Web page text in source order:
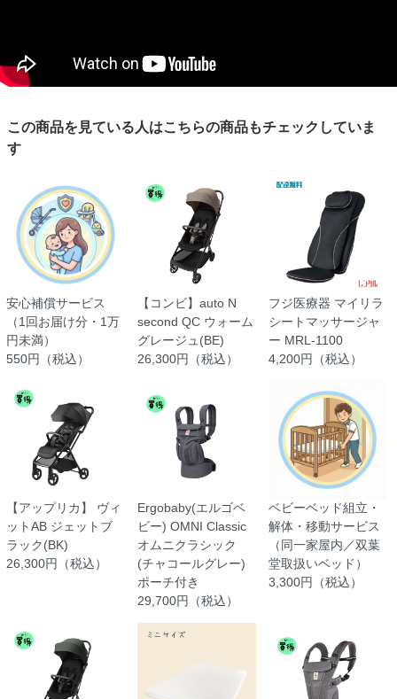
この商品を見ている人はこちらの商品もチェックしていま
す
安心補償サービス
（1回お届け分・1万
円未満）
550円（税込）
【コンビ】auto N
second QC ウォーム
グレージュ(BE)
26,300円（税込）
フジ医療器 マイリラ
シートマッサージャ
ー MRL-1100
4,200円（税込）
【アップリカ】 ヴィ
ットAB ジェットブ
ラック(BK)
26,300円（税込）
Ergobaby(エルゴベ
ビー) OMNI Classic
オムニクラシック
(チャコールグレー)
ポーチ付き
29,700円（税込）
ベビーベッド組立・
解体・移動サービス
（同一家屋内／双葉
堂取扱いベッド）
3,300円（税込）